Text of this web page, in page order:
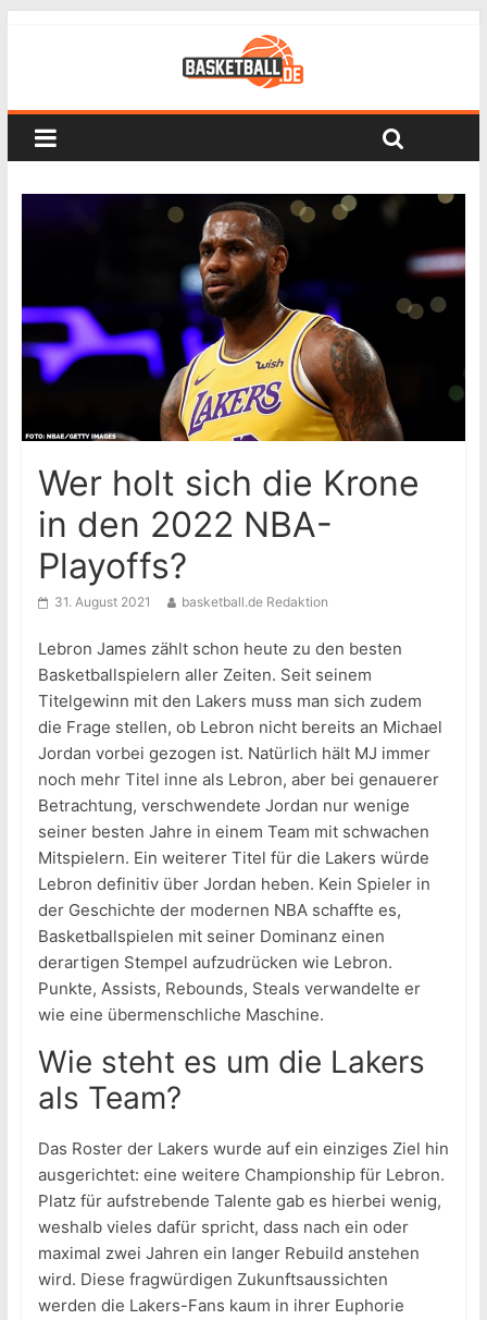
Wer holt sich die Krone
in den 2022 NBA-
Playoffs?
31. August 2021 basketball.de Redaktion
Lebron James zählt schon heute zu den besten
Basketballspielern aller Zeiten. Seit seinem
Titelgewinn mit den Lakers muss man sich zudem
die Frage stellen, ob Lebron nicht bereits an Michael
Jordan vorbei gezogen ist. Natürlich hält MJ immer
noch mehr Titel inne als Lebron, aber bei genauerer
Betrachtung, verschwendete Jordan nur wenige
seiner besten Jahre in einem Team mit schwachen
Mitspielern. Ein weiterer Titel für die Lakers würde
Lebron definitiv über Jordan heben. Kein Spieler in
der Geschichte der modernen NBA schaffte es,
Basketballspielen mit seiner Dominanz einen
derartigen Stempel aufzudrücken wie Lebron.
Punkte, Assists, Rebounds, Steals verwandelte er
wie eine übermenschliche Maschine.
Wie steht es um die Lakers
als Team?
Das Roster der Lakers wurde auf ein einziges Ziel hin
ausgerichtet: eine weitere Championship für Lebron.
Platz für aufstrebende Talente gab es hierbei wenig,
weshalb vieles dafür spricht, dass nach ein oder
maximal zwei Jahren ein langer Rebuild anstehen
wird. Diese fragwürdigen Zukunftsaussichten
werden die Lakers-Fans kaum in ihrer Euphorie